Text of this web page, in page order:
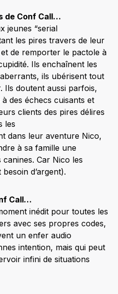
de Conf Call…
jeunes “serial
les pires travers de leur
de remporter le pactole à
Ils enchaînent les
ils ubérisent tout
Ils doutent aussi parfois,
des échecs cuisants et
clients des pires délires
les
dans leur aventure Nico,
à sa famille une
canines. Car Nico les
d’argent).
Call…
inédit pour toutes les
avec ses propres codes,
un enfer audio
intention, mais qui peut
infini de situations